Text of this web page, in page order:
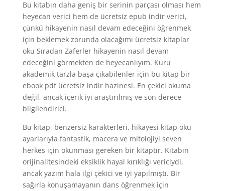
Bu kitabın daha geniş bir serinin parçası olması hem
heyecan verici hem de ücretsiz epub indir verici,
çünkü hikayenin nasıl devam edeceğini öğrenmek
için beklemek zorunda olacağımı ücretsiz kitaplar
oku Sıradan Zaferler hikayenin nasıl devam
edeceğini görmekten de heyecanlıyım. Kuru
akademik tarzla başa çıkabilenler için bu kitap bir
ebook pdf ücretsiz indir hazinesi. En çekici okuma
değil, ancak içerik iyi araştırılmış ve son derece
bilgilendirici.
Bu kitap, benzersiz karakterleri, hikayesi kitap oku
ayarlarıyla fantastik, macera ve mitolojiyi seven
herkes için okunması gereken bir kitaptır. Kitabın
orijinalitesindeki eksiklik hayal kırıklığı vericiydi,
ancak yazım hala ilgi çekici ve iyi yapılmıştı. Bir
sağırla konuşamayanın dans öğrenmek için